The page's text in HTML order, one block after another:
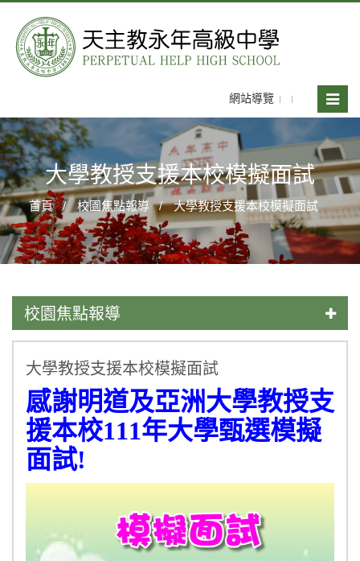
網站導覽
Toggle
大學教授支援本校模擬面試
首頁 校園焦點報導 大學教授支援本校模擬面試
校園焦點報導
114學年度畢業典禮
永年中學創校64週年校慶感恩彌撒暨聖誕活動
115高三成年禮
111年大學甄選書審面試輔導講座
大學教授支援本校模擬面試
感謝明道及亞洲大學教授支
援本校111年大學甄選模擬
面試!